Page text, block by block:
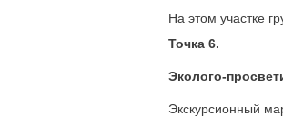
На этом участке
Точка 6.
Эколого-
Экскурсионный